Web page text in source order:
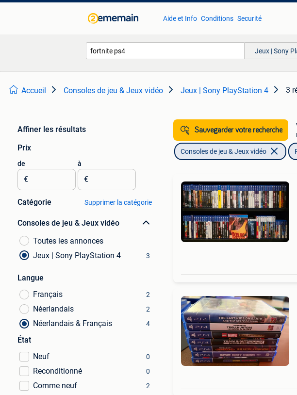
Aide et Info Conditions Securité
Jeux | Sony
Accueil Consoles de jeu & Jeux vidéo Jeux | Sony PlayStation 4 3
Affiner les résultats
Prix
de
€
à
€
Catégorie Supprimer la catégorie
Consoles de jeu & Jeux vidéo
Toutes les annonces
Jeux | Sony PlayStation 4
3
Langue
Français
2
Néerlandais 2
Néerlandais & Français 4
État
Neuf
0
Reconditionné 0
Comme neuf 2
Sauvegarder votre recherche
Consoles de jeu & Jeux vidéo